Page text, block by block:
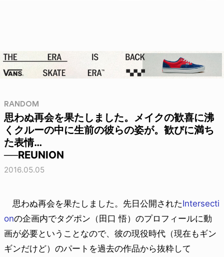
RANDOM
思わぬ再会を果たしました。メイクの歓喜に沸
くクルーの中に生前の彼らの姿が。歓びに満ち
た表情…
──REUNION
2016.05.05
思わぬ再会を果たしました。先日公開されたIntersecti
onの企画内でタグポン（田口 悟）のプロフィールに動
画が必要ということなので、彼の現役時代（現在もギン
ギンだけど）のパートを過去の作品から抜粋して